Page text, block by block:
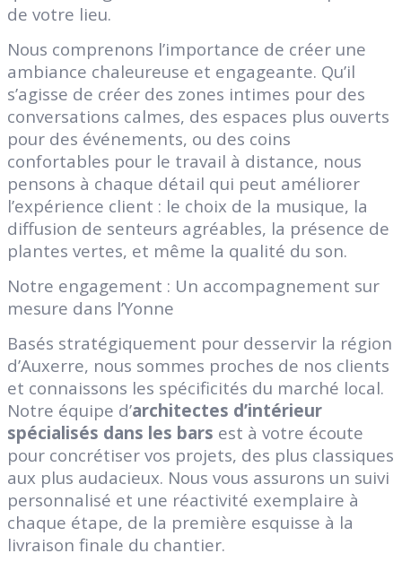
de votre lieu.
Nous comprenons l’importance de créer une
ambiance chaleureuse et engageante. Qu’il
s’agisse de créer des zones intimes pour des
conversations calmes, des espaces plus ouverts
pour des événements, ou des coins
confortables pour le travail à distance, nous
pensons à chaque détail qui peut améliorer
l’expérience client : le choix de la musique, la
diffusion de senteurs agréables, la présence de
plantes vertes, et même la qualité du son.
Notre engagement : Un accompagnement sur
mesure dans l’Yonne
Basés stratégiquement pour desservir la région
d’Auxerre, nous sommes proches de nos clients
et connaissons les spécificités du marché local.
Notre équipe d’architectes d’intérieur
spécialisés dans les bars est à votre écoute
pour concrétiser vos projets, des plus classiques
aux plus audacieux. Nous vous assurons un suivi
personnalisé et une réactivité exemplaire à
chaque étape, de la première esquisse à la
livraison finale du chantier.